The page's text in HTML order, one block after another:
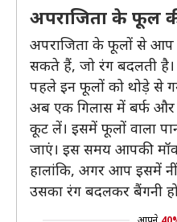
अपराजिता के फूल
अपराजिता के फूलों से आप
सकते हैं, जो रंग बदलती
पहले इन फूलों को थोड़े से
अब एक गिलास में बर्फ और
कूट लें। इसमें फूलों वाला
जाएं। इस समय आपकी
हालांकि, अगर आप इसमें
उसका रंग बदलकर बैंगनी